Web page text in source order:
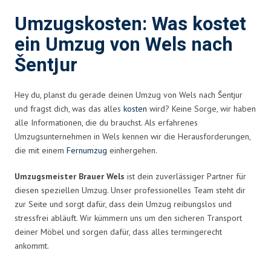
Umzugskosten: Was kostet
ein Umzug von Wels nach
Šentjur
Hey du, planst du gerade deinen Umzug von Wels nach Šentjur
und fragst dich, was das alles kosten wird? Keine Sorge, wir haben
alle Informationen, die du brauchst. Als erfahrenes
Umzugsunternehmen in Wels kennen wir die Herausforderungen,
die mit einem Fernumzug einhergehen.
Umzugsmeister Brauer Wels ist dein zuverlässiger Partner für
diesen speziellen Umzug. Unser professionelles Team steht dir
zur Seite und sorgt dafür, dass dein Umzug reibungslos und
stressfrei abläuft. Wir kümmern uns um den sicheren Transport
deiner Möbel und sorgen dafür, dass alles termingerecht
ankommt.